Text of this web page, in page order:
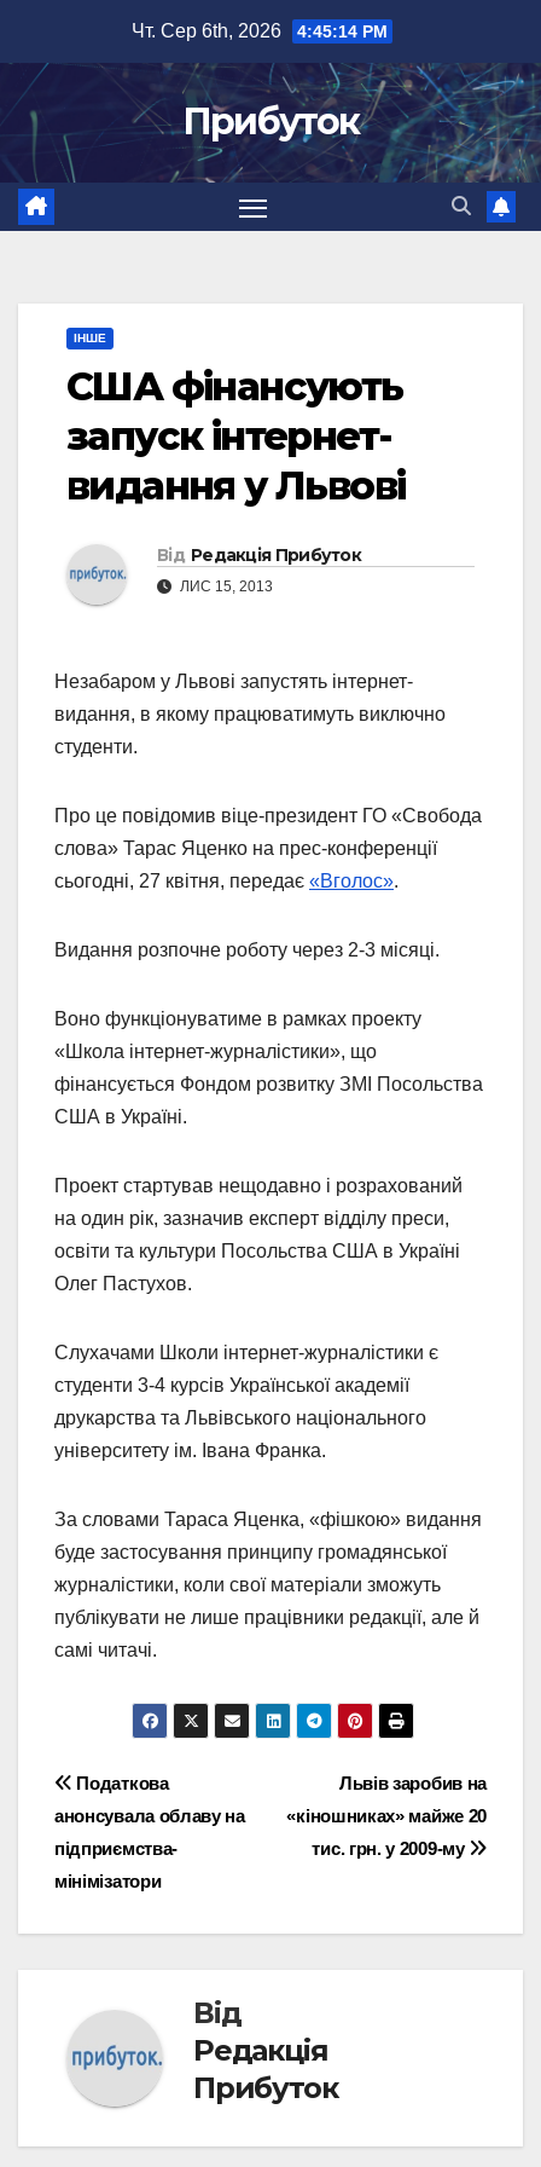
вмісту
Чт. Сер 6th, 2026 4:45:14 PM
Прибуток
ІНШЕ
США фінансують
запуск інтернет-
видання у Львові
Від Редакція Прибуток
ЛИС 15, 2013
Незабаром у Львові запустять інтернет-
видання, в якому працюватимуть виключно
студенти.
Про це повідомив віце-президент ГО «Свобода
слова» Тарас Яценко на прес-конференції
сьогодні, 27 квітня, передає «Вголос».
Видання розпочне роботу через 2-3 місяці.
Воно функціонуватиме в рамках проекту
«Школа інтернет-журналістики», що
фінансується Фондом розвитку ЗМІ Посольства
США в Україні.
Проект стартував нещодавно і розрахований
на один рік, зазначив експерт відділу преси,
освіти та культури Посольства США в Україні
Олег Пастухов.
Слухачами Школи інтернет-журналістики є
студенти 3-4 курсів Української академії
друкарства та Львівського національного
університету ім. Івана Франка.
За словами Тараса Яценка, «фішкою» видання
буде застосування принципу громадянської
журналістики, коли свої матеріали зможуть
публікувати не лише працівники редакції, але й
самі читачі.
Навігація
записів
Львів заробив на
«кіношниках» майже 20
тис. грн. у 2009-му
Податкова
анонсувала облаву на
підприємства-
мінімізатори
Від
Редакція
Прибуток